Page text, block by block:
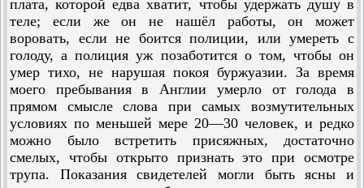
плата, которой едва хватит, чтобы удержать душу в
теле; если же он не нашёл работы, он может
воровать, если не боится полиции, или умереть с
голоду, а по­лиция уж позаботится о том, чтобы он
умер тихо, не нарушая покоя буржуазии. За время
моего пребывания в Англии умерло от голода в
прямом смысле слова при самых возмутительных
условиях по меньшей мере 20—30 человек, и редко
можно было встретить присяжных, достаточно
смелых, чтобы открыто признать это при осмотре
трупа. Показания свидетелей могли быть ясны и